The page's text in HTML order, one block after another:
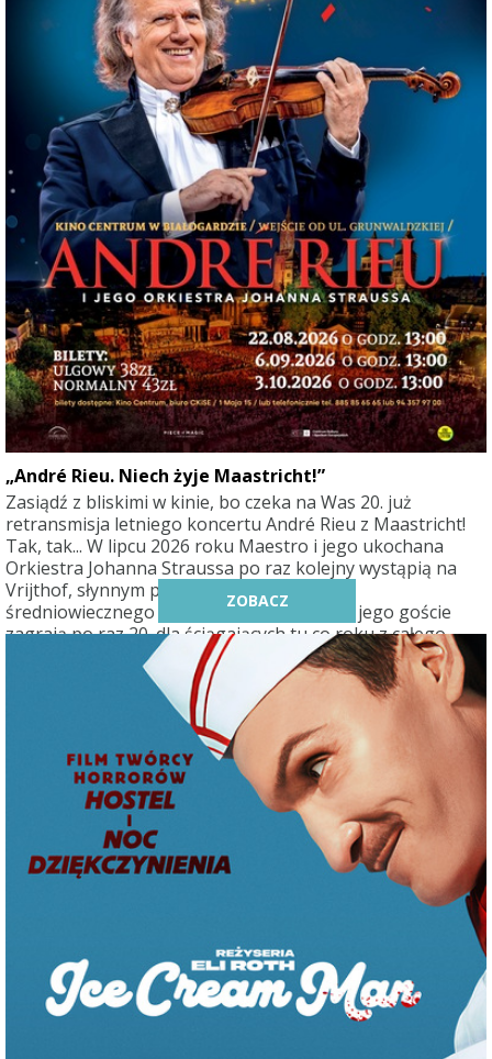
„André Rieu. Niech żyje Maastricht!”
Zasiądź z bliskimi w kinie, bo czeka na Was 20. już
retransmisja letniego koncertu André Rieu z Maastricht!
Tak, tak... W lipcu 2026 roku Maestro i jego ukochana
Orkiestra Johanna Straussa po raz kolejny wystąpią na
Vrijthof, słynnym placu tego urokliwego
średniowiecznego miasteczka. Król Walca i jego goście
zagrają po raz 20. dla ściągających tu co roku z całego
świata kilkudziesięciu tysięcy miłośników dobrej muzyki.
Na szczęście ten wspaniały letni wieczór będzie
retransmitowany już jesienią do kin całego świata. Czeka
Was więc seans pełen uroczych walców i marszów
Johannów Straussów ojca i syna, ale też songi ze słynnych
musicali „My Fair Lady” czy „Nędznicy”, jak również inne
hity, choćby „Obój Gabriela” Ennia Morricone z filmu
„Misja”. Oprócz Platynowych Tenorów i sopranistek o
międzynarodowej renomie pojawią się też gwiazdy, które
nigdy wcześniej nie występowały na Vrijthof. To będzie
spektakularny jubileusz!
Nowy show pt. „Niech żyje Maastricht!” to radosny hołd
zaczęło. 20 lat temu André Rieu i jego Orkiestra Johanna
Straussa po raz pierwszy wystąpili na Vrijthof.
Średniowieczny plac zamienił się wtedy w lśniącą salę
balową na świeżym powietrzu. Publiczność wysłuchała
pierwszego tego typu koncertu, a wszystko pod letnim
ZOBACZ